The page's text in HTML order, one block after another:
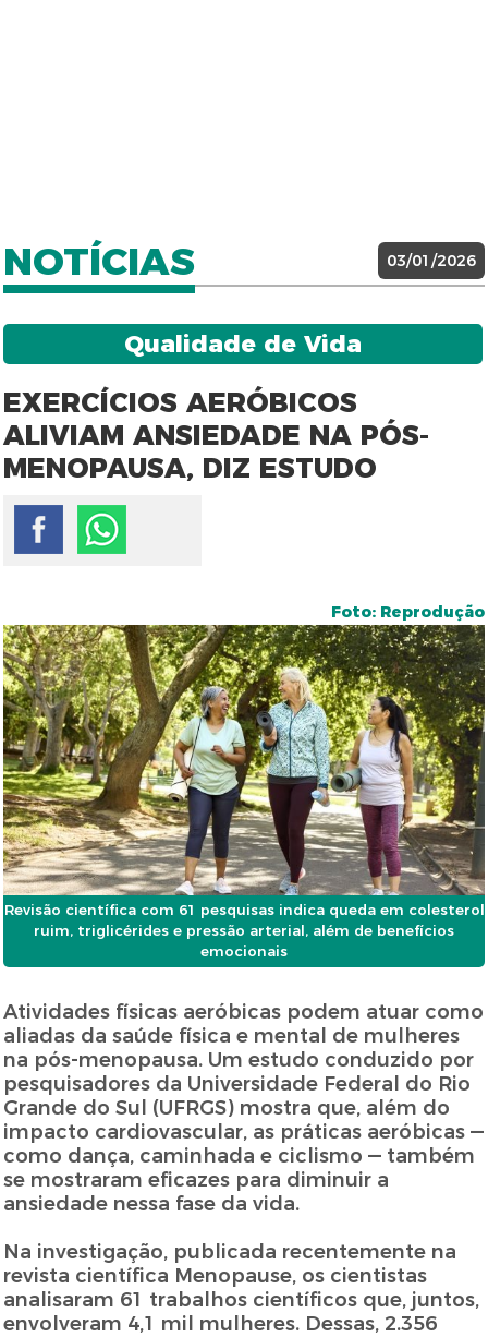
NOTÍCIAS 03/01/2026
Qualidade de Vida
EXERCÍCIOS AERÓBICOS
ALIVIAM ANSIEDADE NA PÓS-
MENOPAUSA, DIZ ESTUDO
Foto: Reprodução
Revisão científica com 61 pesquisas indica queda em colesterol
ruim, triglicérides e pressão arterial, além de benefícios
emocionais
Atividades físicas aeróbicas podem atuar como
aliadas da saúde física e mental de mulheres
na pós-menopausa. Um estudo conduzido por
pesquisadores da Universidade Federal do Rio
Grande do Sul (UFRGS) mostra que, além do
impacto cardiovascular, as práticas aeróbicas —
como dança, caminhada e ciclismo — também
se mostraram eficazes para diminuir a
ansiedade nessa fase da vida.
Na investigação, publicada recentemente na
revista científica Menopause, os cientistas
analisaram 61 trabalhos científicos que, juntos,
envolveram 4,1 mil mulheres. Dessas, 2.356